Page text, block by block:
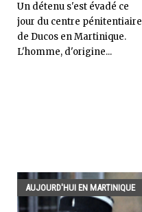
Un détenu s'est évadé ce
jour du centre pénitentiaire
de Ducos en Martinique.
L'homme, d'origine...
AUJOURD'HUI EN MARTINIQUE